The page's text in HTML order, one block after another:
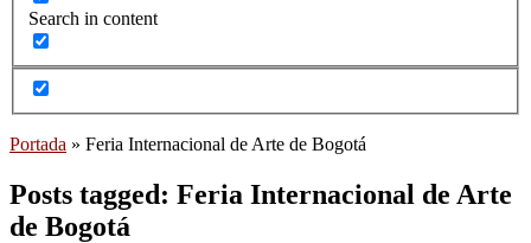
Search in content
Portada » Feria Internacional de Arte de Bogotá
Posts tagged: Feria Internacional de Arte
de Bogotá